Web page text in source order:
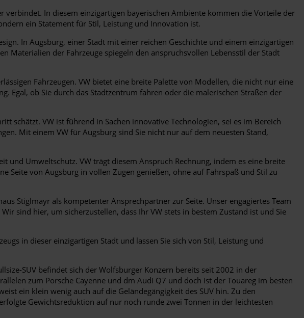
In diesem einzigartigen bayerischen Ambiente kommen die Vorteile der
ein Statement für Stil, Leistung und Innovation ist.
In Augsburg, einer Stadt mit einer reichen Geschichte und einem einzigartigen
Materialien der Fahrzeuge spiegeln den anspruchsvollen Lebensstil der Stadt
Fahrzeugen. VW bietet eine breite Palette von Modellen, die nicht nur eine
Egal, ob Sie durch das Stadtzentrum fahren oder die malerischen Straßen der
schätzt. VW ist führend in Sachen innovative Technologien, sei es im Bereich
Mit einem VW für Augsburg sind Sie nicht nur auf dem neuesten Stand,
und Umweltschutz. VW trägt diesem Anspruch Rechnung, indem es eine breite
von Augsburg in vollen Zügen genießen, ohne auf Fahrspaß und Stil zu
Stiglmayr als kompetenter Ansprechpartner zur Seite. Unser engagiertes Team
sind hier, um sicherzustellen, dass Ihr VW stets in bestem Zustand ist und Sie
in dieser einzigartigen Stadt und lassen Sie sich von Stil, Leistung und
SUV befindet sich der Wolfsburger Konzern bereits seit 2002 in der
zum Porsche Cayenne und dm Audi Q7 und doch ist der Touareg im besten
ein klein wenig auch auf die Geländegängigkeit des SUV hin. Zu den
Gewichtsreduktion auf nur noch runde zwei Tonnen in der leichtesten